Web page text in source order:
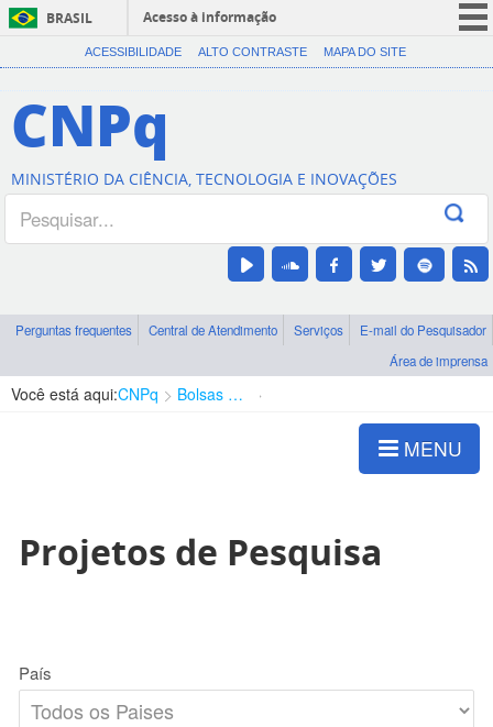
BRASIL
Acesso à informação
CORONAVÍRUS (COVID-19)
Canais
ACESSIBILIDADE ALTO CONTRASTE MAPA DO SITE
CNPq
MINISTÉRIO DA CIÊNCIA, TECNOLOGIA E INOVAÇÕES
Perguntas frequentes Central de Atendimento Serviços
E-mail do Pesquisador
Área de imprensa
Você está aqui:CNPq Bolsas e Auxílios Vigentes
MENU
Projetos de Pesquisa
País